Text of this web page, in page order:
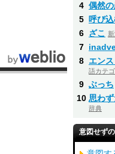
4 偶然
5 呼び
6 ざこ
7
8 エンス
語カテゴ
9 ぶっち
10 思わ
辞典
意図せず